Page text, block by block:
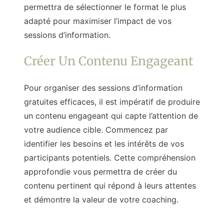
permettra de sélectionner le format le plus
adapté pour maximiser l’impact de vos
sessions d’information.
Créer Un Contenu Engageant
Pour organiser des sessions d’information
gratuites efficaces, il est impératif de produire
un contenu engageant qui capte l’attention de
votre audience cible. Commencez par
identifier les besoins et les intérêts de vos
participants potentiels. Cette compréhension
approfondie vous permettra de créer du
contenu pertinent qui répond à leurs attentes
et démontre la valeur de votre coaching.